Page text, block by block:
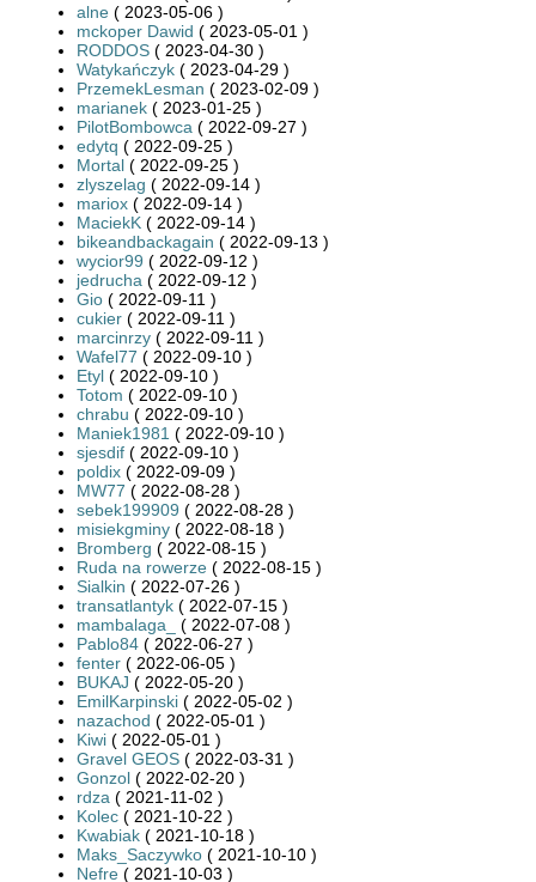
alne ( 2023-05-06 )
mckoper Dawid ( 2023-05-01 )
RODDOS ( 2023-04-30 )
Watykańczyk ( 2023-04-29 )
PrzemekLesman ( 2023-02-09 )
marianek ( 2023-01-25 )
PilotBombowca ( 2022-09-27 )
edytq ( 2022-09-25 )
Mortal ( 2022-09-25 )
zlyszelag ( 2022-09-14 )
mariox ( 2022-09-14 )
MaciekK ( 2022-09-14 )
bikeandbackagain ( 2022-09-13 )
wycior99 ( 2022-09-12 )
jedrucha ( 2022-09-12 )
Gio ( 2022-09-11 )
cukier ( 2022-09-11 )
marcinrzy ( 2022-09-11 )
Wafel77 ( 2022-09-10 )
Etyl ( 2022-09-10 )
Totom ( 2022-09-10 )
chrabu ( 2022-09-10 )
Maniek1981 ( 2022-09-10 )
sjesdif ( 2022-09-10 )
poldix ( 2022-09-09 )
MW77 ( 2022-08-28 )
sebek199909 ( 2022-08-28 )
misiekgminy ( 2022-08-18 )
Bromberg ( 2022-08-15 )
Ruda na rowerze ( 2022-08-15 )
Sialkin ( 2022-07-26 )
transatlantyk ( 2022-07-15 )
mambalaga_
( 2022-07-08 )
Pablo84 ( 2022-06-27 )
fenter ( 2022-06-05 )
BUKAJ ( 2022-05-20 )
EmilKarpinski ( 2022-05-02 )
nazachod ( 2022-05-01 )
Kiwi ( 2022-05-01 )
Gravel GEOS ( 2022-03-31 )
Gonzol ( 2022-02-20 )
rdza ( 2021-11-02 )
Kolec ( 2021-10-22 )
Kwabiak ( 2021-10-18 )
Maks_Saczywko ( 2021-10-10 )
Nefre ( 2021-10-03 )